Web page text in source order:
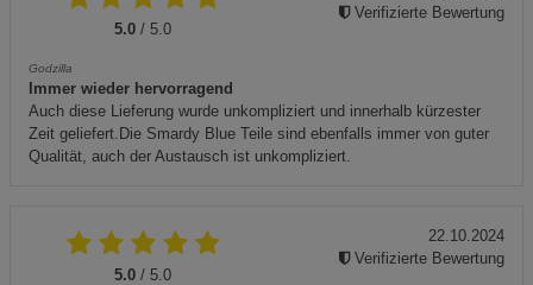
5.0 / 5.0
Godzilla
Immer wieder hervorragend
Auch diese Lieferung wurde unkompliziert und innerhalb kürzester
Zeit geliefert.Die Smardy Blue Teile sind ebenfalls immer von guter
Qualität, auch der Austausch ist unkompliziert.
Verifizierte Bewertung
5.0 / 5.0
22.10.2024
Verifizierte Bewertung